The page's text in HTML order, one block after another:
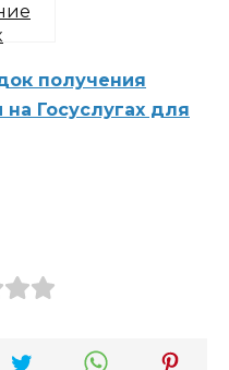
получения
Госуслугах для